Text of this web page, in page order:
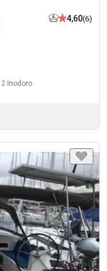
4,60(6)
2 Inodoro